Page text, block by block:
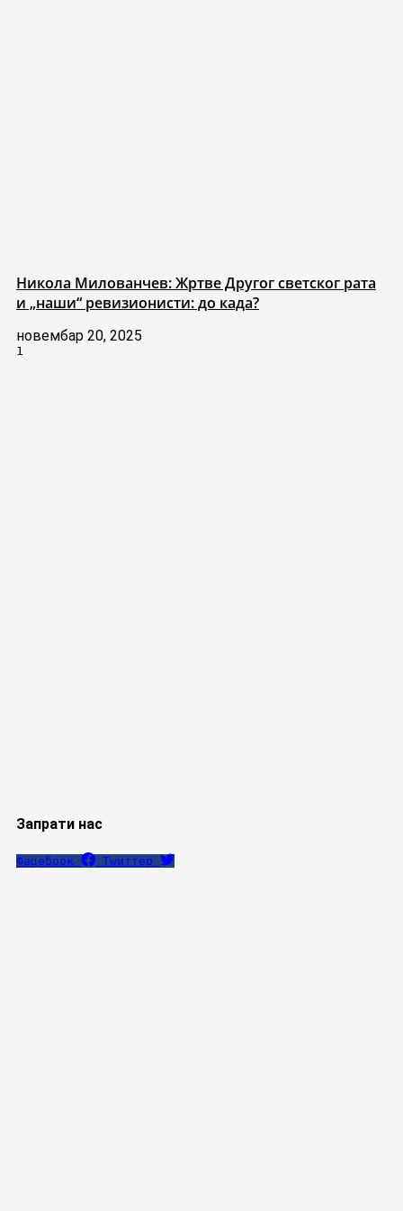
Никола Милованчев: Жртве Другог светског рата
и „наши“ ревизионисти: до када?
новембар 20, 2025
Запрати нас
Фацебоок Тwиттер